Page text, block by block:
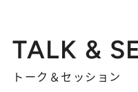
TALK &
トーク＆セッション